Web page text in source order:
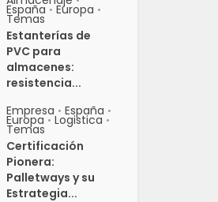
España • Europa •
Temas
Estanterías de
PVC para
almacenes:
resistencia...
Empresa • España •
Europa • Logistica •
Temas
Certificación
Pionera:
Palletways y su
Estrategia...